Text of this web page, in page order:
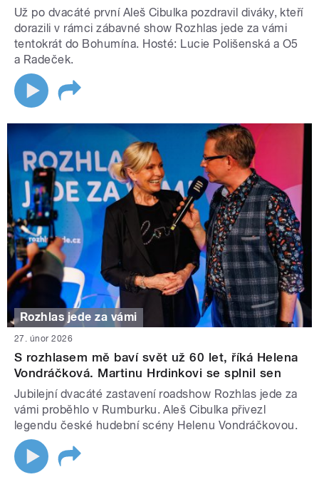
Už po dvacáté první Aleš Cibulka pozdravil diváky, kteří
dorazili v rámci zábavné show Rozhlas jede za vámi
tentokrát do Bohumína. Hosté: Lucie Polišenská a O5
a Radeček.
Rozhlas jede za vámi
27. únor 2026
S rozhlasem mě baví svět už 60 let, říká Helena
Vondráčková. Martinu Hrdinkovi se splnil sen
Jubilejní dvacáté zastavení roadshow Rozhlas jede za
vámi proběhlo v Rumburku. Aleš Cibulka přivezl
legendu české hudební scény Helenu Vondráčkovou.